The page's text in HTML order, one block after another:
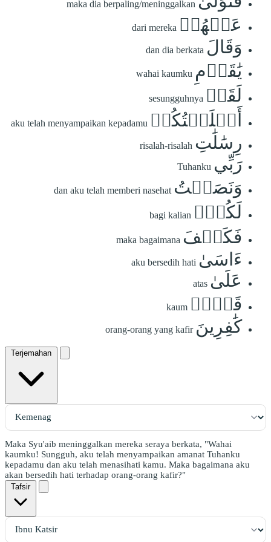
maka dia berpaling/meninggalkan
عَنۡهُمۡ dari mereka
وَقَالَ dan dia berkata
يَٰقَوۡمِ wahai kaumku
لَقَدۡ sesungguhnya
أَبۡلَغۡتُكُمۡ aku telah menyampaikan kepadamu
رِسَٰلَٰتِ risalah-risalah
رَبِّي Tuhanku
وَنَصَحۡتُ dan aku telah memberi nasehat
لَكُمۡۖ bagi kalian
فَكَيۡفَ maka bagaimana
ءَاسَىٰ aku bersedih hati
عَلَىٰ atas
قَوۡمٖ kaum
كَٰفِرِينَ orang-orang yang kafir
Terjemahan
Maka Syu'aib meninggalkan mereka seraya berkata, "Wahai
kaumku! Sungguh, aku telah menyampaikan amanat Tuhanku
kepadamu dan aku telah menasihati kamu. Maka bagaimana aku
akan bersedih hati terhadap orang-orang kafir?"
Tafsir